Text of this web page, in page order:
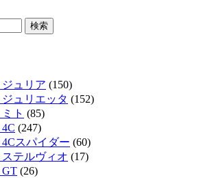
ュリア (150)
ュリエッタ (152)
ト (85)
(247)
スパイダー (60)
テルヴィオ (17)
GT (26)